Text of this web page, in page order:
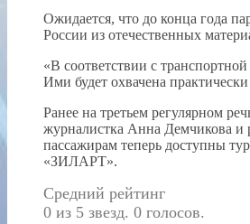
Ожидается, что до конца года
России из отечественных
«В соответствии с
Ими будет охвачена
Ранее на третьем регулярном
журналистка Анна Демчикова и
пассажирам теперь доступны
«ЗИЛАРТ».
Средний рейтинг
0 из 5 звезд. 0 голосов.